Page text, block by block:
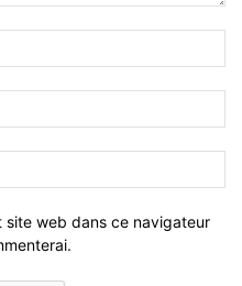
site web dans ce navigateur